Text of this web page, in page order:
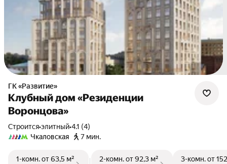
ГК «Развитие»
Клубный дом «Резиденции
Воронцова»
Строится•элитный•4.1 (4)
Чкаловская
7 мин.
1-комн.от 63,5 м² 2-комн.от 92,3 м² 3-комн.от